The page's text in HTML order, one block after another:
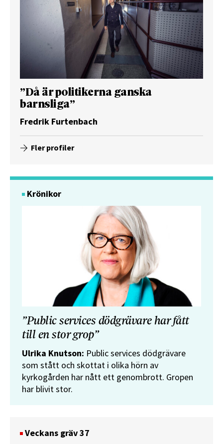
”Då är politikerna ganska
barnsliga”
Fredrik Furtenbach
Fler profiler
Krönikor
”Public services dödgrävare har fått
till en stor grop”
Ulrika Knutson: Public services dödgrävare
som stått och skottat i olika hörn av
kyrkogården har nått ett genombrott. Gropen
har blivit stor.
Veckans gräv 37